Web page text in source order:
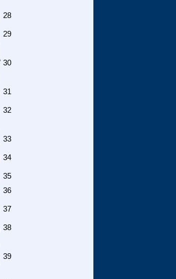
28
29
30
31
32
33
34
35
36
37
38
39